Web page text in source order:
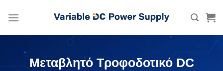
Μεταβλητό Τροφοδοτικό DC